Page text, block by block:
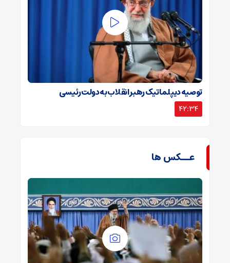
توصیه دیپلماتیک رهبر انقلاب به دولت رئیسی
42:34
عــکس ها